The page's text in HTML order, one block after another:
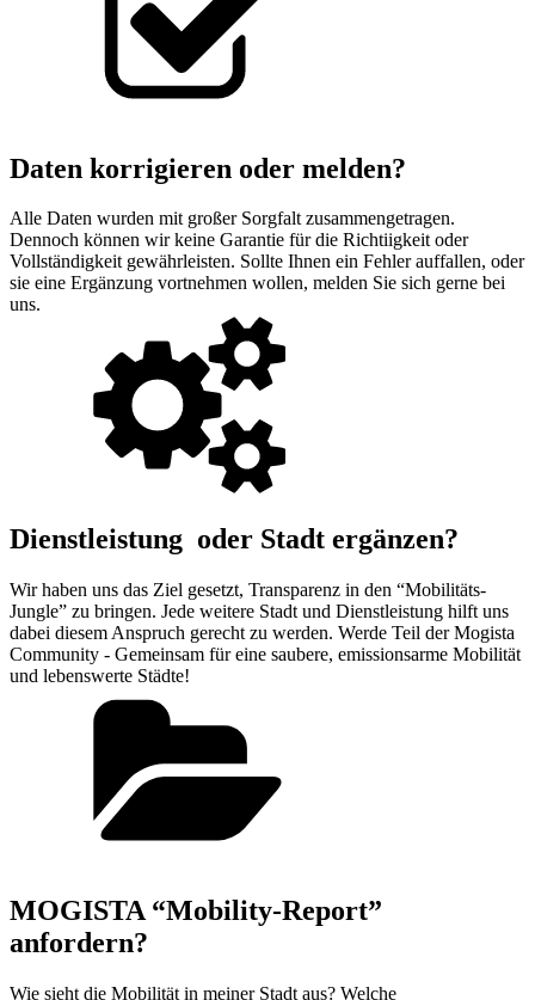
Daten korrigieren oder melden?
Alle Daten wurden mit großer Sorgfalt zusammengetragen.
Dennoch können wir keine Garantie für die Richtiigkeit oder
Vollständigkeit gewährleisten. Sollte Ihnen ein Fehler auffallen, oder
sie eine Ergänzung vortnehmen wollen, melden Sie sich gerne bei
uns.
Dienstleistung oder Stadt ergänzen?
Wir haben uns das Ziel gesetzt, Transparenz in den “Mobilitäts-
Jungle” zu bringen. Jede weitere Stadt und Dienstleistung hilft uns
dabei diesem Anspruch gerecht zu werden. Werde Teil der Mogista
Community - Gemeinsam für eine saubere, emissionsarme Mobilität
und lebenswerte Städte!
MOGISTA “Mobility-Report”
anfordern?
Wie sieht die Mobilität in meiner Stadt aus? Welche